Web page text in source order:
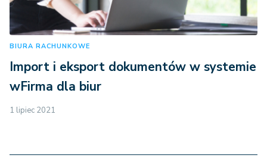
BIURA RACHUNKOWE
Import i eksport dokumentów w systemie
wFirma dla biur
1 lipiec 2021